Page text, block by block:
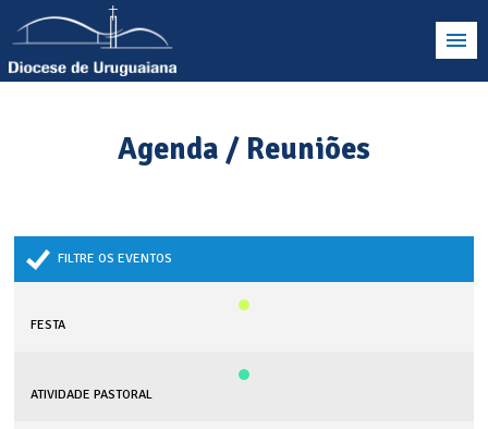
Agenda / Reuniões
FILTRE OS EVENTOS
FESTA
ATIVIDADE PASTORAL